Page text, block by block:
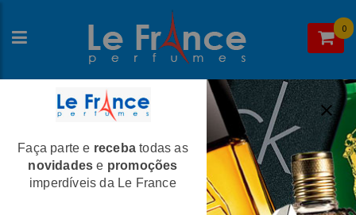
0
Home>Paris Elysees >Perfumes Masculinos
Vodka Extreme Masculino Eau De
Toilette 100ml - Paris Elysees
Faça parte e receba todas as
novidades e promoções
imperdíveis da Le France